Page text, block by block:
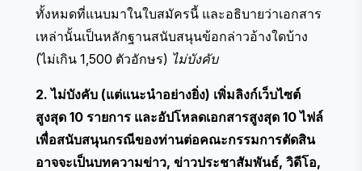
ทั้งหมดที่แนบมาในใบสมัครนี้ และอธิบายว่าเอกสาร
เหล่านั้นเป็นหลักฐานสนับสนุนข้อกล่าวอ้างใดบ้าง
(ไม่เกิน 1,500 ตัวอักษร) ไม่บังคับ
2. ไม่บังคับ (แต่แนะนำอย่างยิ่ง) เพิ่มลิงก์เว็บไซต์
สูงสุด 10 รายการ และอัปโหลดเอกสารสูงสุด 10 ไฟล์
เพื่อสนับสนุนกรณีของท่านต่อคณะกรรมการตัดสิน
อาจจะเป็นบทความข่าว, ข่าวประชาสัมพันธ์, วิดีโอ,